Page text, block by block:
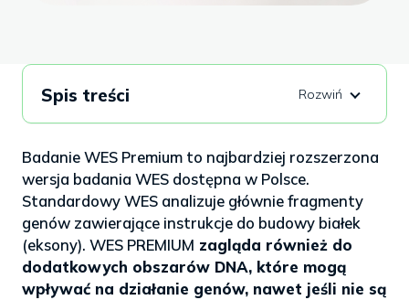
Badanie WES Premium to najbardziej rozszerzona
wersja badania WES dostępna w Polsce.
Standardowy WES analizuje głównie fragmenty
genów zawierające instrukcje do budowy białek
(eksony). WES PREMIUM zagląda również do
dodatkowych obszarów DNA, które mogą
wpływać na działanie genów, nawet jeśli nie są
Spis treści